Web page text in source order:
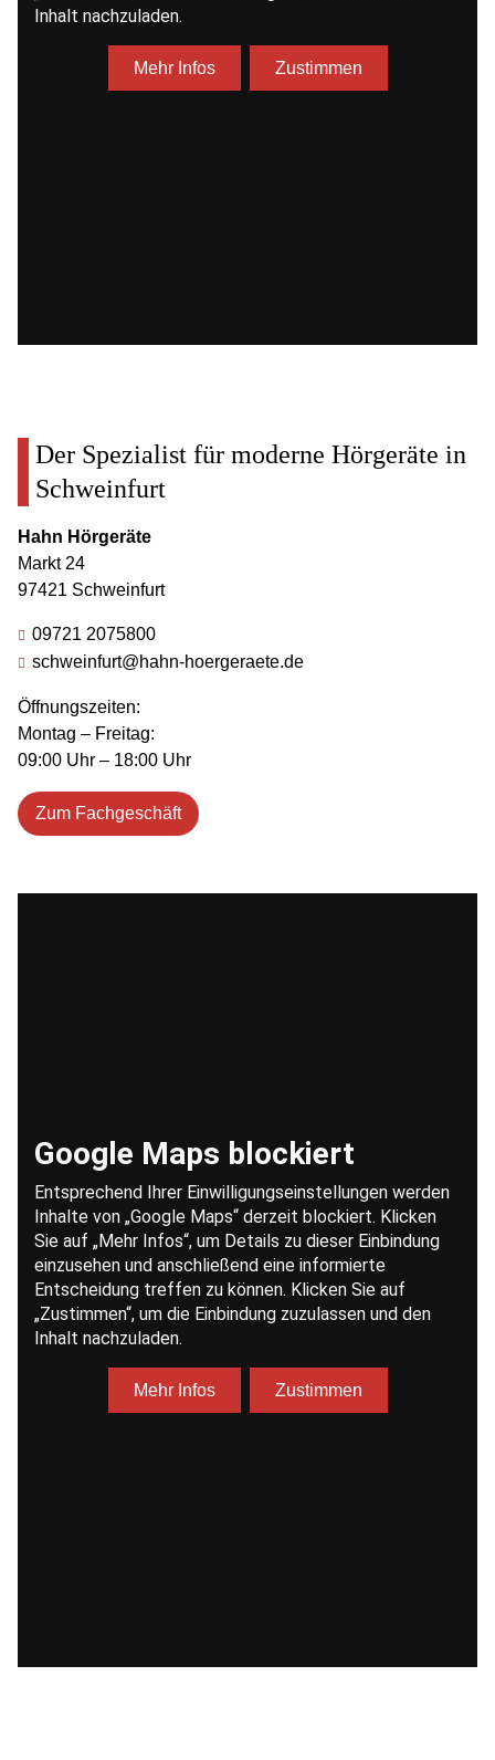
Der Spezialist für moderne Hörgeräte in
Schweinfurt
Hahn Hörgeräte
Markt 24
97421 Schweinfurt
09721 2075800
schweinfurt@hahn-hoergeraete.de
Öffnungszeiten:
Montag – Freitag:
09:00 Uhr – 18:00 Uhr
Zum Fachgeschäft